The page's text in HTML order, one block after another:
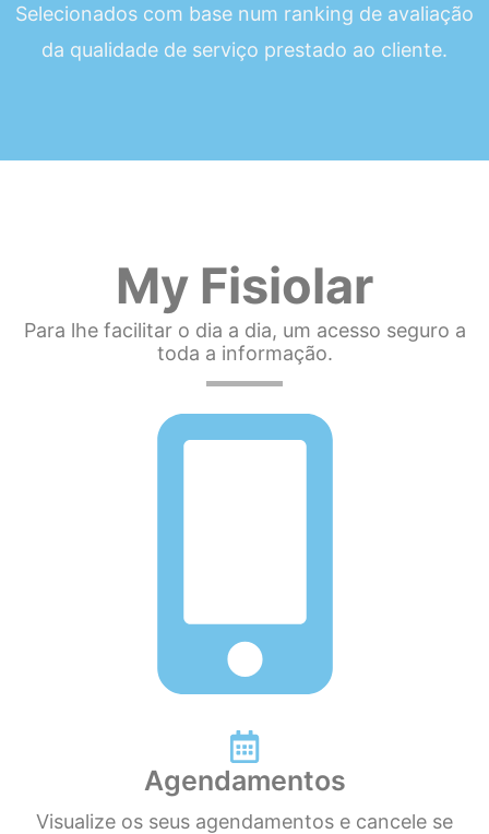
Selecionados com base num ranking de avaliação
da qualidade de serviço prestado ao cliente.
My Fisiolar
Para lhe facilitar o dia a dia, um acesso seguro a
toda a informação.
Agendamentos
Visualize os seus agendamentos e cancele se